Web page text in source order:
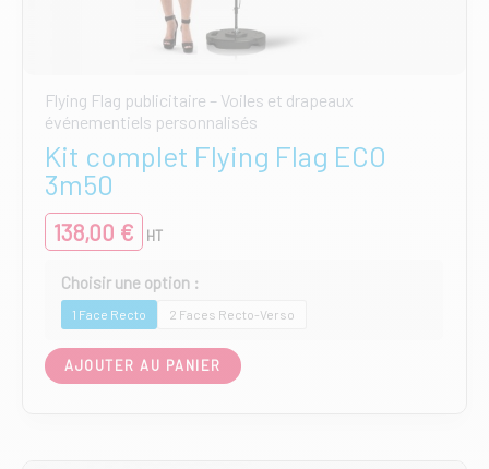
Flying Flag publicitaire – Voiles et drapeaux
événementiels personnalisés
Kit complet Flying Flag ECO
3m50
138,00 € HT
1 Face Recto 2 Faces Recto-Verso
AJOUTER AU PANIER
produit